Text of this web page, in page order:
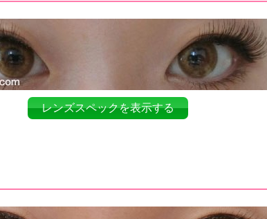
レンズスペックを表示する